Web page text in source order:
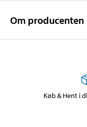
Om producenten
Køb & Hent i